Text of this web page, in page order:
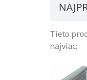
Tieto
najviac: